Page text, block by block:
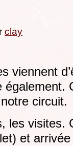
clay
viennent
circuit.
les visites.
et